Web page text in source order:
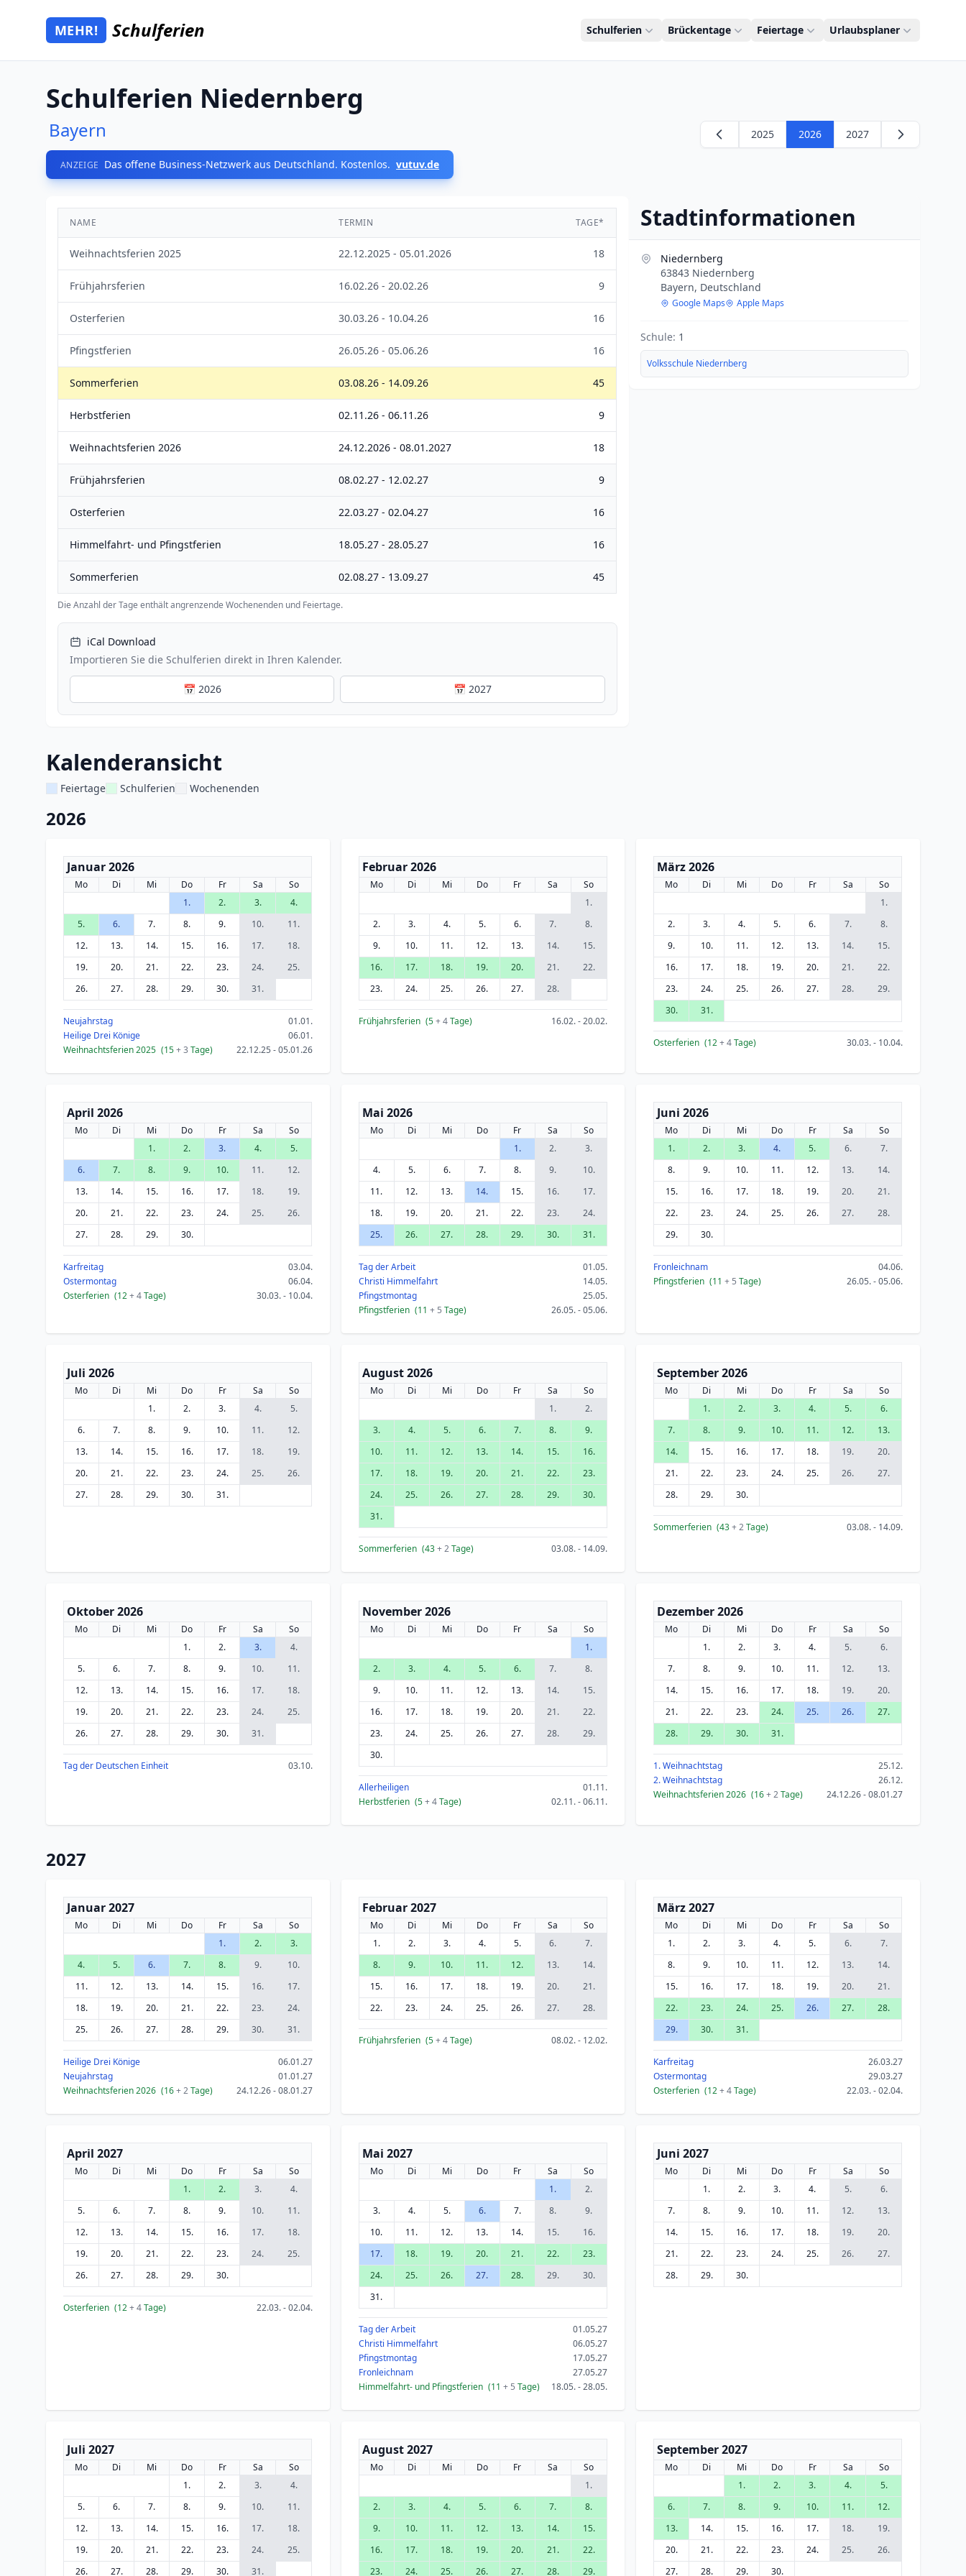
Zum Hauptinhalt springen
Mehr Schulferien
MEHR! Schulferien Schulferien Brückentage Feiertage Urlaubsplaner
Schulferien Niedernberg
Bayern
ANZEIGE Das offene Business-Netzwerk aus Deutschland. Kostenlos. vutuv.de
2025 2026 2027
NAME TERMIN TAGE*
Weihnachtsferien 2025 22.12.2025 - 05.01.2026 18
Frühjahrsferien 16.02.26 - 20.02.26 9
Osterferien 30.03.26 - 10.04.26 16
Pfingstferien 26.05.26 - 05.06.26 16
Sommerferien 03.08.26 - 14.09.26 45
Herbstferien 02.11.26 - 06.11.26 9
Weihnachtsferien 2026 24.12.2026 - 08.01.2027 18
Frühjahrsferien 08.02.27 - 12.02.27 9
Osterferien 22.03.27 - 02.04.27 16
Himmelfahrt- und Pfingstferien 18.05.27 - 28.05.27 16
Sommerferien 02.08.27 - 13.09.27 45
Die Anzahl der Tage enthält angrenzende Wochenenden und Feiertage.
iCal Download
Importieren Sie die Schulferien direkt in Ihren Kalender.
📅 2026 📅 2027
Stadtinformationen
Niedernberg
63843 Niedernberg
Bayern, Deutschland
Google Maps Apple Maps
Schule: 1
Volksschule Niedernberg
Kalenderansicht
Feiertage Schulferien Wochenenden
2026
Januar 2026
Mo Di Mi Do Fr Sa
So
1.
2. 3.
4.
5.
6. 7. 8. 9. 10.
11.
12.
13. 14. 15. 16. 17.
18.
19.
20. 21. 22. 23. 24.
25.
26.
27. 28. 29. 30. 31.
Neujahrstag
01.01.
Heilige Drei Könige
06.01.
Weihnachtsferien 2025 (15+ 3 Tage) 22.12.25 - 05.01.26
Februar 2026
Mo Di Mi Do Fr Sa
So
1.
2.
3. 4. 5. 6. 7.
8.
9.
10. 11. 12. 13. 14.
15.
16.
17. 18. 19. 20. 21.
22.
23.
24. 25. 26. 27. 28.
Frühjahrsferien (5+ 4Tage) 16.02. - 20.02.
März 2026
Mo Di Mi Do Fr Sa
So
1.
2.
3. 4. 5. 6. 7.
8.
9.
10. 11. 12. 13. 14.
15.
16.
17. 18. 19. 20. 21.
22.
23.
24. 25. 26. 27. 28.
29.
30.
31.
Osterferien (12+ 4Tage) 30.03. - 10.04.
April 2026
Mo Di Mi Do Fr Sa
So
1.
2. 3. 4.
5.
6.
7. 8. 9. 10. 11.
12.
13.
14. 15. 16. 17. 18.
19.
20.
21. 22. 23. 24. 25.
26.
27.
28. 29. 30.
Karfreitag
03.04.
Ostermontag
06.04.
Osterferien (12+ 4Tage) 30.03. - 10.04.
Mai 2026
Mo Di Mi Do Fr Sa
So
1.
2.
3.
4.
5. 6. 7. 8. 9.
10.
11.
12. 13. 14. 15. 16.
17.
18.
19. 20. 21. 22. 23.
24.
25.
26. 27. 28. 29. 30. 31.
Tag der Arbeit
01.05.
Christi Himmelfahrt
14.05.
Pfingstmontag
25.05.
Pfingstferien (11 + 5 Tage) 26.05. - 05.06.
Juni 2026
Mo Di Mi Do Fr Sa
So
1.
2. 3. 4. 5. 6.
7.
8.
9. 10. 11. 12. 13.
14.
15.
16. 17. 18. 19. 20.
21.
22.
23. 24. 25. 26. 27.
28.
29.
30.
Fronleichnam
04.06.
Pfingstferien (11+ 5 Tage) 26.05. - 05.06.
Juli 2026
Mo Di Mi Do Fr Sa
So
1.
2. 3. 4.
5.
6.
7. 8. 9. 10. 11.
12.
13.
14. 15. 16. 17. 18.
19.
20.
21. 22. 23. 24. 25.
26.
27.
28. 29. 30. 31.
August 2026
Mo Di Mi Do Fr Sa
So
1.
2.
3.
4. 5. 6. 7. 8.
9.
10.
11. 12. 13. 14. 15.
16.
17.
18. 19. 20. 21. 22.
23.
24.
25. 26. 27. 28. 29.
30.
31.
Sommerferien (43+ 2Tage) 03.08. - 14.09.
September 2026
Mo Di Mi Do Fr Sa
So
1.
2. 3. 4. 5.
6.
7.
8. 9. 10. 11. 12.
13.
14.
15. 16. 17. 18. 19.
20.
21.
22. 23. 24. 25. 26.
27.
28.
29. 30.
Sommerferien (43+ 2Tage) 03.08. - 14.09.
Oktober 2026
Mo Di Mi Do Fr Sa
So
1.
2. 3.
4.
5.
6. 7. 8. 9. 10.
11.
12.
13. 14. 15. 16. 17.
18.
19.
20. 21. 22. 23. 24.
25.
26.
27. 28. 29. 30. 31.
Tag der Deutschen Einheit 03.10.
November 2026
Mo Di Mi Do Fr Sa
So
1.
2.
3. 4. 5. 6. 7.
8.
9.
10. 11. 12. 13. 14.
15.
16.
17. 18. 19. 20. 21.
22.
23.
24. 25. 26. 27. 28.
29.
30.
Allerheiligen
01.11.
Herbstferien (5+ 4Tage) 02.11. - 06.11.
Dezember 2026
Mo Di Mi Do Fr Sa
So
1.
2. 3. 4. 5.
6.
7.
8. 9. 10. 11. 12.
13.
14.
15. 16. 17. 18. 19.
20.
21.
22. 23. 24. 25. 26.
27.
28.
29. 30. 31.
1. Weihnachtstag
25.12.
2. Weihnachtstag
26.12.
Weihnachtsferien 2026 (16+ 2Tage) 24.12.26 - 08.01.27
2027
Januar 2027
Mo Di Mi Do Fr Sa
So
1.
2.
3.
4.
5. 6. 7. 8. 9.
10.
11.
12. 13. 14. 15. 16.
17.
18.
19. 20. 21. 22. 23.
24.
25.
26. 27. 28. 29. 30. 31.
Heilige Drei Könige
06.01.27
Neujahrstag
01.01.27
Weihnachtsferien 2026 (16+ 2Tage) 24.12.26 - 08.01.27
Februar 2027
Mo Di Mi Do Fr Sa
So
1.
2. 3. 4. 5. 6.
7.
8.
9. 10. 11. 12. 13.
14.
15.
16. 17. 18. 19. 20.
21.
22.
23. 24. 25. 26. 27. 28.
Frühjahrsferien (5+ 4Tage) 08.02. - 12.02.
März 2027
Mo Di Mi Do Fr Sa
So
1.
2. 3. 4. 5. 6.
7.
8.
9. 10. 11. 12. 13.
14.
15.
16. 17. 18. 19. 20.
21.
22.
23. 24. 25. 26. 27.
28.
29.
30. 31.
Karfreitag
26.03.27
Ostermontag
29.03.27
Osterferien (12+ 4Tage) 22.03. - 02.04.
April 2027
Mo Di Mi Do Fr Sa
So
1.
2. 3.
4.
5.
6. 7. 8. 9. 10.
11.
12.
13. 14. 15. 16. 17.
18.
19.
20. 21. 22. 23. 24.
25.
26.
27. 28. 29. 30.
Osterferien (12+ 4Tage) 22.03. - 02.04.
Mai 2027
Mo Di Mi Do Fr Sa
So
1.
2.
3.
4. 5. 6. 7. 8.
9.
10.
11. 12. 13. 14. 15.
16.
17.
18. 19. 20. 21. 22.
23.
24.
25. 26. 27. 28. 29.
30.
31.
Tag der Arbeit
01.05.27
Christi Himmelfahrt
06.05.27
Pfingstmontag
17.05.27
Fronleichnam
27.05.27
Himmelfahrt- und Pfingstferien (11 + 5 Tage) 18.05. - 28.05.
Juni 2027
Mo Di Mi Do Fr Sa
So
1.
2. 3. 4. 5.
6.
7.
8. 9. 10. 11. 12.
13.
14.
15. 16. 17. 18. 19.
20.
21.
22. 23. 24. 25. 26.
27.
28.
29. 30.
Juli 2027
Mo Di Mi Do Fr Sa
So
1.
2. 3.
4.
5.
6. 7. 8. 9. 10.
11.
12.
13. 14. 15. 16. 17.
18.
19.
20. 21. 22. 23. 24.
25.
26.
27. 28. 29. 30. 31.
August 2027
Mo Di Mi Do Fr Sa
So
1.
2.
3. 4. 5. 6. 7.
8.
9.
10. 11. 12. 13. 14.
15.
16.
17. 18. 19. 20. 21.
22.
23.
24. 25. 26. 27. 28. 29.
September 2027
Mo Di Mi Do Fr Sa
So
1.
2. 3. 4.
5.
6.
7. 8. 9. 10. 11.
12.
13.
14. 15. 16. 17. 18.
19.
20.
21. 22. 23. 24. 25.
26.
27.
28. 29. 30.